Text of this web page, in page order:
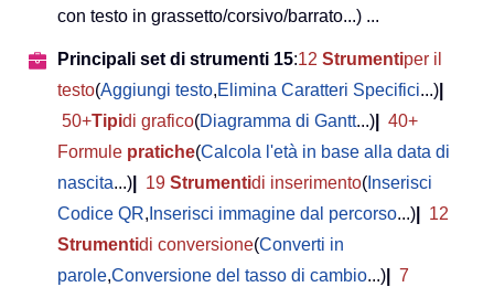
con testo in grassetto/corsivo/barrato...) ...
Principali set di strumenti 15:12 Strumentiper il
testo(Aggiungi testo,Elimina Caratteri Specifici...)
50+Tipidi grafico(Diagramma di Gantt...)
40+
Formule pratiche(Calcola l'età in base alla data di
nascita...) 19 Strumentidi inserimento( Inserisci
Codice QR, Inserisci immagine dal percorso...)
12
Strumentidi conversione(Converti in
parole,Conversione del tasso di cambio...)
7